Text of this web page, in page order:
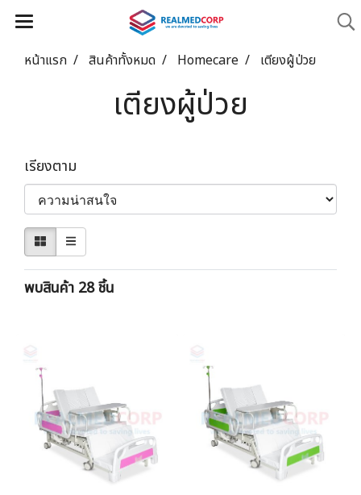
หน้าแรก สินค้าทั้งหมด Homecare เตียงผู้ป่วย
เตียงผู้ป่วย
เรียงตาม
พบสินค้า 28 ชิ้น